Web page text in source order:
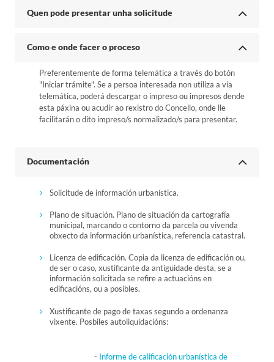
Quen pode presentar unha solicitude
Como e onde facer o proceso
Preferentemente de forma telemática a través do botón
"Iniciar trámite". Se a persoa interesada non utiliza a vía
telemática, poderá descargar o impreso ou impresos dende
esta páxina ou acudir ao rexistro do Concello, onde lle
facilitarán o dito impreso/s normalizado/s para presentar.
Documentación
Solicitude de información urbanística.
Plano de situación. Plano de situación da cartografía
municipal, marcando o contorno da parcela ou vivenda
obxecto da información urbanística, referencia catastral.
Licenza de edificación. Copia da licenza de edificación ou,
de ser o caso, xustificante da antigüidade desta, se a
información solicitada se refire a actuacións en
edificacións, ou a posibles.
Xustificante de pago de taxas segundo a ordenanza
vixente. Posbiles autoliquidacións:
- Informe de calificación urbanística de